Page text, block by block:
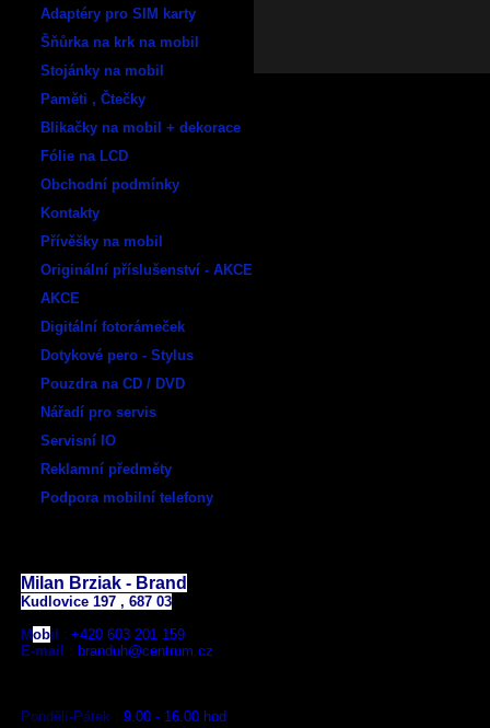
Adaptéry pro SIM karty
Šňůrka na krk na mobil
Stojánky na mobil
Paměti , Čtečky
Blikačky na mobil + dekorace
Fólie na LCD
Obchodní podmínky
Kontakty
Přívěšky na mobil
Originální příslušenství - AKCE
AKCE
Digitální fotorámeček
Dotykové pero - Stylus
Pouzdra na CD / DVD
Nářadí pro servis
Servisní IO
Reklamní předměty
Podpora mobilní telefony
Milan Brziak - Brand
Kudlovice 197 , 687 03
Mobil : +420 603 201 159
E-mail
: branduh@centrum.cz
Pondělí-Pátek : 9.00 - 16.00 hod